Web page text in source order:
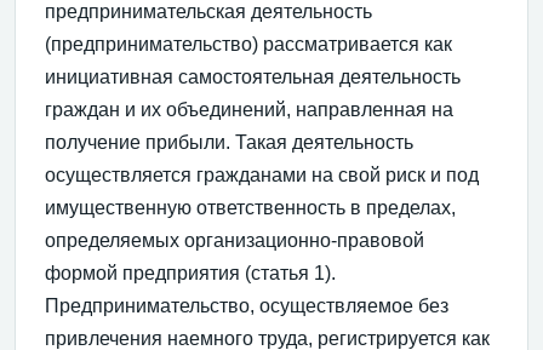
предпринимательская деятельность
(предпринимательство) рассматривается как
инициативная самостоятельная деятельность
граждан и их объединений, направленная на
получение прибыли. Такая деятельность
осуществляется гражданами на свой риск и под
имущественную ответственность в пределах,
определяемых организационно-правовой
формой предприятия (статья 1).
Предпринимательство, осуществляемое без
привлечения наемного труда, регистрируется как